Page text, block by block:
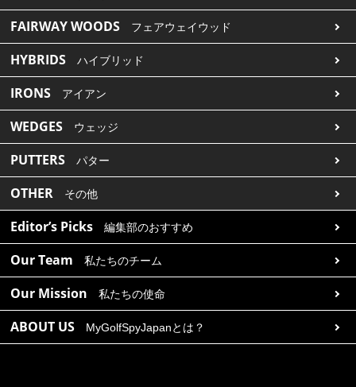
FAIRWAY WOODS フェアウェイウッド
HYBRIDS ハイブリッド
IRONS アイアン
WEDGES ウェッジ
PUTTERS パター
OTHER その他
Editor’s Picks 編集部のおすすめ
Our Team 私たちのチーム
Our Mission 私たちの使命
ABOUT US MyGolfSpyJapanとは？